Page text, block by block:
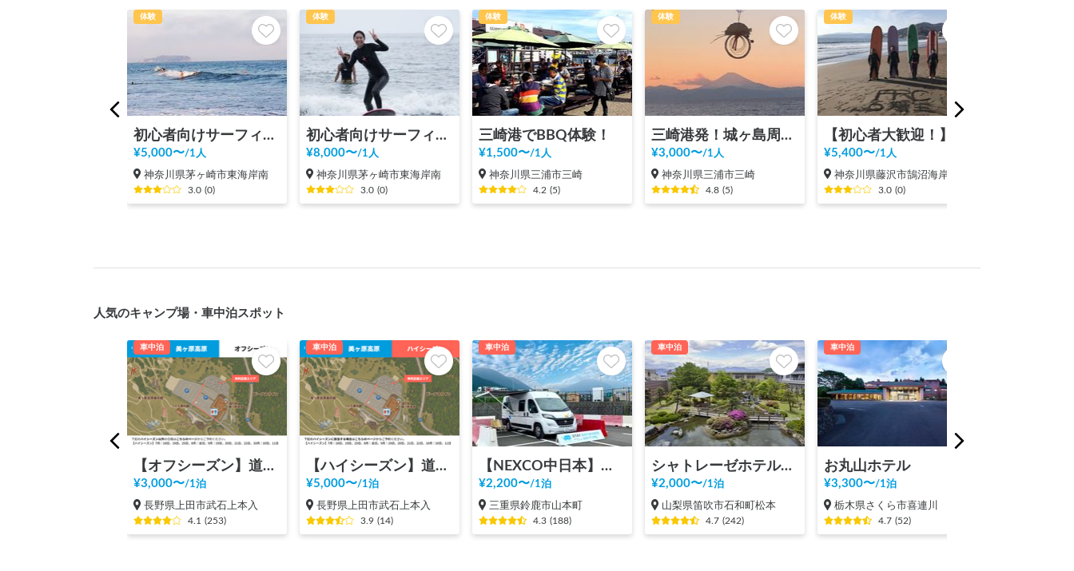
体験
初心者向けサーフィン体験@茅ヶ崎
¥5,000〜/1人
神奈川県茅ヶ崎市東海岸南
3.0 (0)
体験
初心者向けサーフィン体験@茅ヶ崎 +動画写真撮影付き
¥8,000〜/1人
神奈川県茅ヶ崎市東海岸南
3.0 (0)
体験
三崎港でBBQ体験！
¥1,500〜/1人
神奈川県三浦市三崎
4.2 (5)
体験
三崎港発！城ヶ島周遊クルーズ！4人～
¥3,000〜/1人
神奈川県三浦市三崎
4.8 (5)
体験
¥5,400〜/1人
神奈川県藤沢市鵠沼海岸
3.0 (0)
人気のキャンプ場・車中泊スポット
車中泊
【オフシーズン】道の駅 美ヶ原高原
¥3,000〜/1泊
長野県上田市武石上本入
4.1 (253)
車中泊
【ハイシーズン】道の駅 美ヶ原高原
¥5,000〜/1泊
長野県上田市武石上本入
3.9 (14)
車中泊
【NEXCO中日本】新名神 鈴鹿PA（上り）RVステーション鈴鹿※電源付き！
¥2,200〜/1泊
三重県鈴鹿市山本町
4.3 (188)
車中泊
シャトレーゼホテル石和
¥2,000〜/1泊
山梨県笛吹市石和町松本
4.7 (242)
車中泊
お丸山ホテル
¥3,300〜/1泊
栃木県さくら市喜連川
4.7 (52)